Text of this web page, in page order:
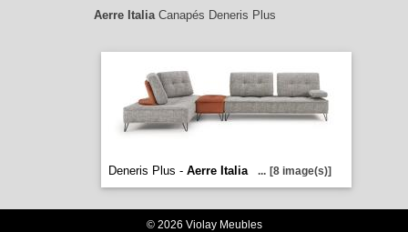
Aerre ItaliaCanapés Deneris Plus
Deneris Plus - Aerre Italia ... [8 image(s)]
© 2026 Violay Meubles